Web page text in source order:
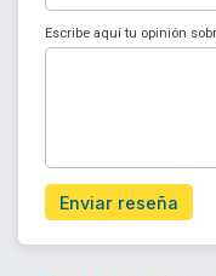
Escribe aquí tu opinión
Enviar reseña